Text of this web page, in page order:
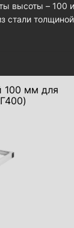
высоты – 100
стали
100 мм для